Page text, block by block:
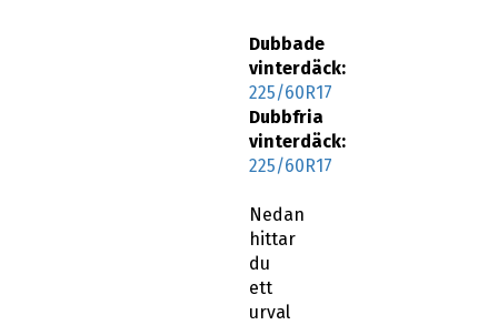
Dubbade
vinterdäck:
225/60R17
Dubbfria
vinterdäck:
225/60R17
Nedan
hittar
du
ett
urval